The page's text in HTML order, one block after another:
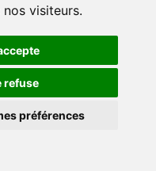
visiteurs.
refuse
préférences